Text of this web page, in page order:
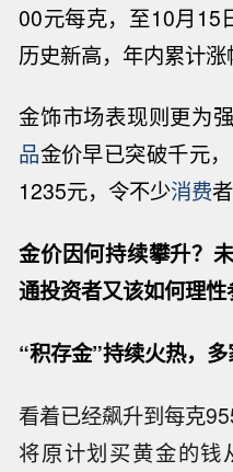
00元每克，至10月15
历史新高，年内累计涨
金饰市场表现则更为
品金价早已突破千元
1235元，令不少消费
金价因何持续攀升？
通投资者又该如何理性
“积存金”持续火热，
看着已经飙升到每克
将原计划买黄金的